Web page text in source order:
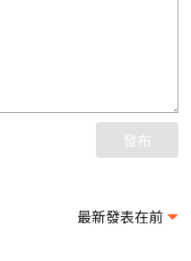
發布
最新發表在前